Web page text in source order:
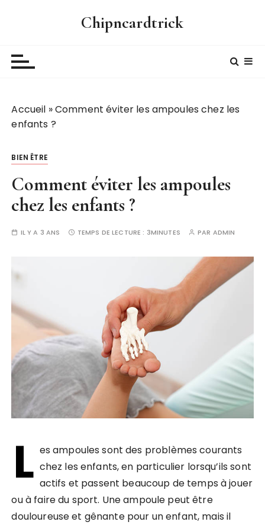
Chipncardtrick
Accueil »Comment éviter les ampoules chez les
enfants ?
BIEN ÊTRE
Comment éviter les ampoules
chez les enfants ?
IL Y A 3 ANS TEMPS DE LECTURE : 3MINUTES PAR ADMIN
L es ampoules sont des problèmes courants
chez les enfants, en particulier lorsqu’ils sont
actifs et passent beaucoup de temps à jouer
ou à faire du sport. Une ampoule peut être
douloureuse et gênante pour un enfant, mais il